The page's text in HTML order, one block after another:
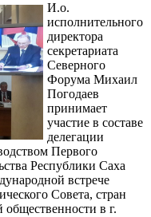
И.о.
исполнительного
директора
секретариата
Северного
Форума Михаил
Погодаев
принимает
участие в составе
делегации
Первого
Республики Саха
встрече
Совета, стран
в г.